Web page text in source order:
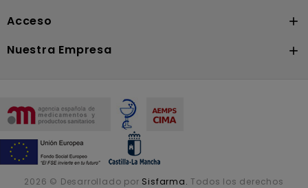
Acceso 
Nuestra Empresa 
2026 © Desarrollado por Sisfarma. Todos los derechos